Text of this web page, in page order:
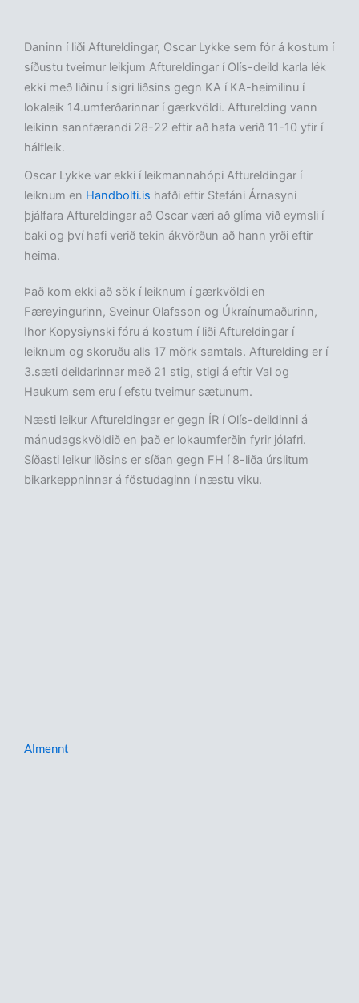
Daninn í liði Aftureldingar, Oscar Lykke sem fór á kostum í
síðustu tveimur leikjum Aftureldingar í Olís-deild karla lék
ekki með liðinu í sigri liðsins gegn KA í KA-heimilinu í
lokaleik 14.umferðarinnar í gærkvöldi. Afturelding vann
leikinn sannfærandi 28-22 eftir að hafa verið 11-10 yfir í
hálfleik.
Oscar Lykke var ekki í leikmannahópi Aftureldingar í
leiknum en Handbolti.is hafði eftir Stefáni Árnasyni
þjálfara Aftureldingar að Oscar væri að glíma við eymsli í
baki og því hafi verið tekin ákvörðun að hann yrði eftir
heima.
Það kom ekki að sök í leiknum í gærkvöldi en
Færeyingurinn, Sveinur Olafsson og Úkraínumaðurinn,
Ihor Kopysiynski fóru á kostum í liði Aftureldingar í
leiknum og skoruðu alls 17 mörk samtals. Afturelding er í
3.sæti deildarinnar með 21 stig, stigi á eftir Val og
Haukum sem eru í efstu tveimur sætunum.
Næsti leikur Aftureldingar er gegn ÍR í Olís-deildinni á
mánudagskvöldið en það er lokaumferðin fyrir jólafri.
Síðasti leikur liðsins er síðan gegn FH í 8-liða úrslitum
bikarkeppninnar á föstudaginn í næstu viku.
Almennt